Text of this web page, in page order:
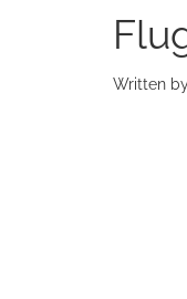
Written